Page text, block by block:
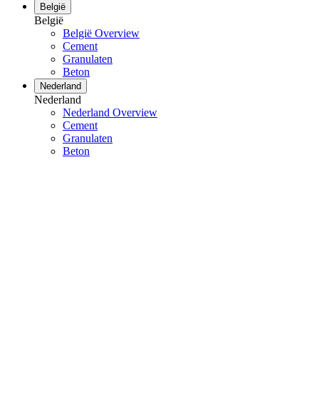
België
België
België Overview
Cement
Granulaten
Beton
Nederland
Nederland
Nederland Overview
Cement
Granulaten
Beton